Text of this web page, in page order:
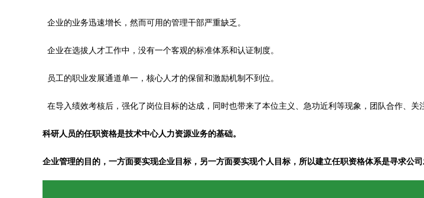
企业的业务迅速增长，然而可用的管理干部严重缺乏。
企业在选拔人才工作中，没有一个客观的标准体系和认证制度。
员工的职业发展通道单一，核心人才的保留和激励机制不到位。
在导入绩效考核后，强化了岗位目标的达成，同时也带来了本位主义、急功近利等现象，团队合作、关
科研人员的任职资格是技术中心人力资源业务的基础。
企业管理的目的，一方面要实现企业目标，另一方面要实现个人目标，所以建立任职资格体系是寻求公